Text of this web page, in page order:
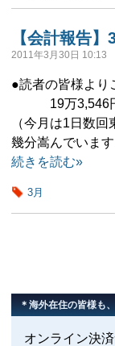
【会計報告】
2011年3月30日 10:13
●読者の皆様より
19万3,546
（今月は1日数
幾分嵩んでいま
続きを読む»
3月
＊海外在住の皆様も
オンライン決